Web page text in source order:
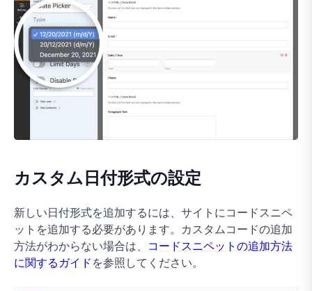
カスタム日付形式の設定
新しい日付形式を追加するには、サイトにコードスニペ
ットを追加する必要があります。カスタムコードの追加
方法がわからない場合は、 コードスニペットの追加方法
に関するガイド を参照してください。